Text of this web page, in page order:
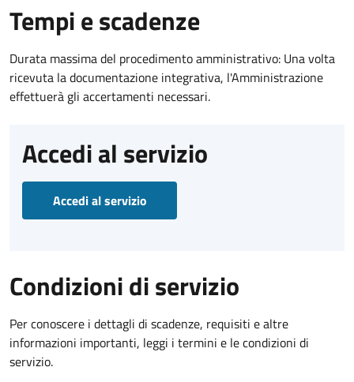
Tempi e scadenze
Durata massima del procedimento amministrativo: Una volta
ricevuta la documentazione integrativa, l'Amministrazione
effettuerà gli accertamenti necessari.
Accedi al servizio
Accedi al servizio
Condizioni di servizio
Per conoscere i dettagli di scadenze, requisiti e altre
informazioni importanti, leggi i termini e le condizioni di
servizio.